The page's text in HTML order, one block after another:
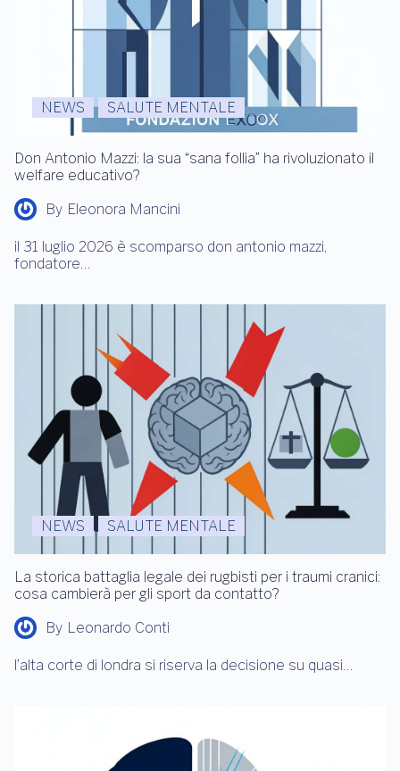
NEWS SALUTE MENTALE
Don Antonio Mazzi: la sua “sana follia” ha rivoluzionato il
welfare educativo?
By Eleonora Mancini
il 31 luglio 2026 è scomparso don antonio mazzi,
fondatore…
NEWS SALUTE MENTALE
La storica battaglia legale dei rugbisti per i traumi cranici:
cosa cambierà per gli sport da contatto?
By Leonardo Conti
l’alta corte di londra si riserva la decisione su quasi…